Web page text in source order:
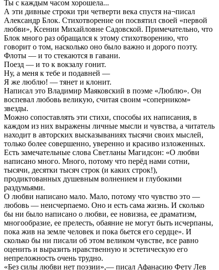
Ты с каждым часом хорошела...
А эти дивные строки три четверти века спустя на¬писал
Александр Блок. Стихотворение он посвятил своей «первой
любви», Ксении Михайловне Садовской. Примечательно, что
Блок много раз обращался к этому стихотворению, что
говорит о том, насколько оно было важно и дорого поэту.
Флоты — и то стекаются в гавани.
Поезд — и то к вокзалу гонит.
Ну, а меня к тебе и подавней —
Я же люблю! — тянет и клонит.
Написал это Владимир Маяковский в поэме «Люблю». Он
воспевал любовь великую, считая своим «соперником»
звезды.
Можно сопоставлять эти стихи, способы их написания, в
каждом из них выражены личные мысли и чувства, а читатель
находит в авторских высказываниях тысячи своих мыслей,
только более совершенно, уверенно и красиво изложенных.
Есть замечательные слова Светланы Магидсон: «О любви
написано много. Много, потому что перёд нами сотни,
тысячи, десятки тысяч строк (и каких строк!),
продиктованных душевным волнением и глубокими
раздумьями.
О любви написано мало. Мало, потому что чувство это —
любовь — неисчерпаемо. Оно и есть сама жизнь. И сколько
бы ни было написано о любви, ее новизна, ее драматизм,
многообразие, ее прелесть, обаяние не могут быть исчерпаны,
пока жив на земле человек и пока бьется его сердце». И
сколько бы ни писали об этом великом чувстве, все равно
оценить и выразить нравственную и эстетическую его
непреложность очень трудно.
«Без силы любви нет поэзии»,— писал Афанасию Фету Лев